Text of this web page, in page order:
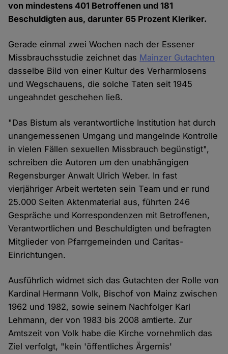
von mindestens 401 Betroffenen und 181
Beschuldigten aus, darunter 65 Prozent Kleriker.
Gerade einmal zwei Wochen nach der Essener
Missbrauchsstudie zeichnet das Mainzer Gutachten
dasselbe Bild von einer Kultur des Verharmlosens
und Wegschauens, die solche Taten seit 1945
ungeahndet geschehen ließ.
"Das Bistum als verantwortliche Institution hat durch
unangemessenen Umgang und mangelnde Kontrolle
in vielen Fällen sexuellen Missbrauch begünstigt",
schreiben die Autoren um den unabhängigen
Regensburger Anwalt Ulrich Weber. In fast
vierjähriger Arbeit werteten sein Team und er rund
25.000 Seiten Aktenmaterial aus, führten 246
Gespräche und Korrespondenzen mit Betroffenen,
Verantwortlichen und Beschuldigten und befragten
Mitglieder von Pfarrgemeinden und Caritas-
Einrichtungen.
Ausführlich widmet sich das Gutachten der Rolle von
Kardinal Hermann Volk, Bischof von Mainz zwischen
1962 und 1982, sowie seinem Nachfolger Karl
Lehmann, der von 1983 bis 2008 amtierte. Zur
Amtszeit von Volk habe die Kirche vornehmlich das
Ziel verfolgt, "kein 'öffentliches Ärgernis'